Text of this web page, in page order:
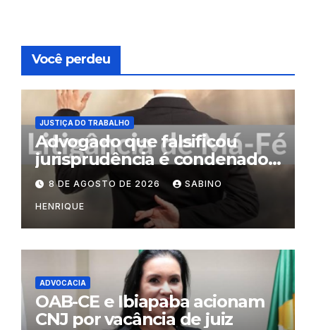
Você perdeu
JUSTIÇA DO TRABALHO
Advogado que falsificou
jurisprudência é condenado
por litigância de má-fé
8 DE AGOSTO DE 2026 SABINO
HENRIQUE
ADVOCACIA
OAB-CE e Ibiapaba acionam
CNJ por vacância de juiz